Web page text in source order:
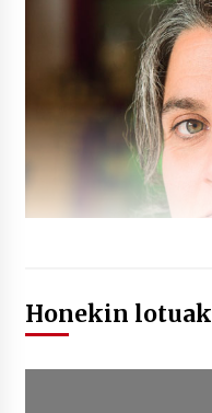
Honekin lotuak